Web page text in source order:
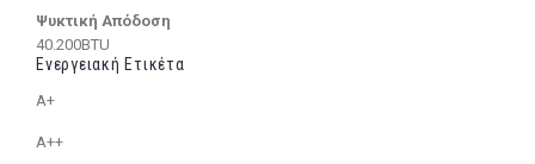
Ψυκτική Απόδοση
40.200BTU
Ενεργειακή Ετικέτα
A+
A++